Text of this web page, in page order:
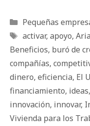
Categorías
Pequeñas
Etiquetas
activar, apoyo,
Beneficios, buró de
compañías,
dinero, eficiencia, El
financiamiento, ideas,
innovación, innovar,
Vivienda para los